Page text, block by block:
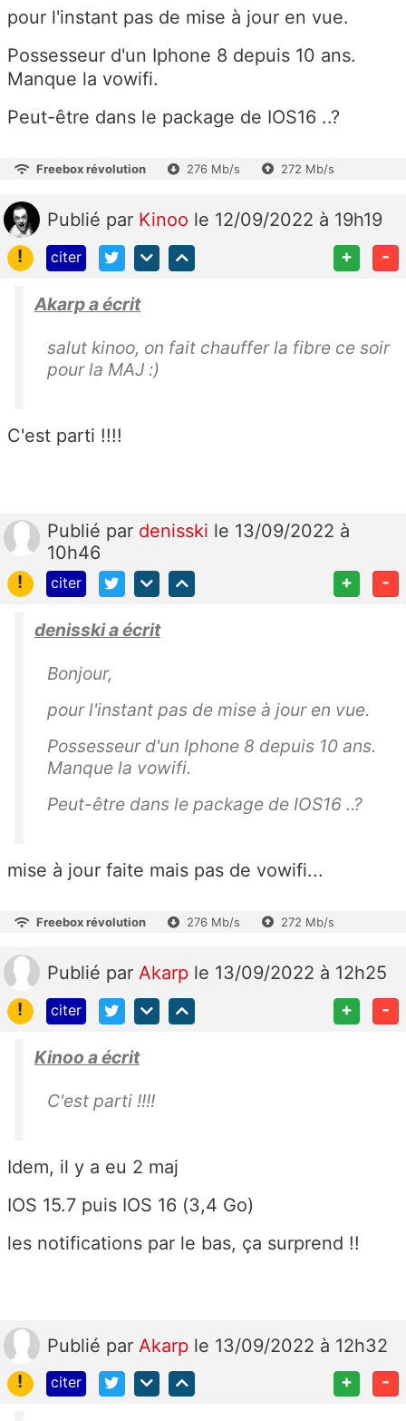
pour l'instant pas de mise à jour en vue.
Possesseur d'un Iphone 8 depuis 10 ans.
Manque la vowifi.
Peut-être dans le package de IOS16 ..?
Freebox révolution 276 Mb/s 272 Mb/s
Publié par Kinoo le 12/09/2022 à 19h19
!
citer + -
Akarp a écrit
salut kinoo, on fait chauffer la fibre ce soir
pour la MAJ :)
C'est parti !!!!
Publié par denisski le 13/09/2022 à
10h46
!
citer + -
denisski a écrit
Bonjour,
pour l'instant pas de mise à jour en vue.
Possesseur d'un Iphone 8 depuis 10 ans.
Manque la vowifi.
Peut-être dans le package de IOS16 ..?
mise à jour faite mais pas de vowifi...
Freebox révolution 276 Mb/s 272 Mb/s
Publié par Akarp le 13/09/2022 à 12h25
!
citer + -
Kinoo a écrit
C'est parti !!!!
Idem, il y a eu 2 maj
IOS 15.7 puis IOS 16 (3,4 Go)
les notifications par le bas, ça surprend !!
Publié par Akarp le 13/09/2022 à 12h32
!
citer + -